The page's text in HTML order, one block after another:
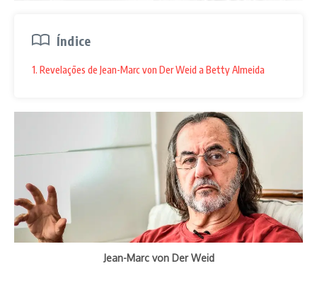
Índice
1. Revelações de Jean-Marc von Der Weid a Betty Almeida
Jean-Marc von Der Weid